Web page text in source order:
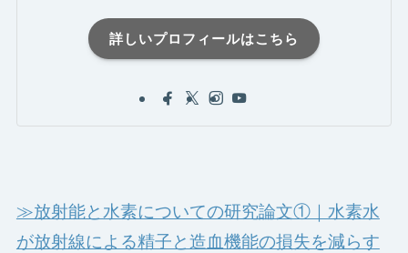
詳しいプロフィールはこちら
≫放射能と水素についての研究論文①｜水素水
が放射線による精子と造血機能の損失を減らす